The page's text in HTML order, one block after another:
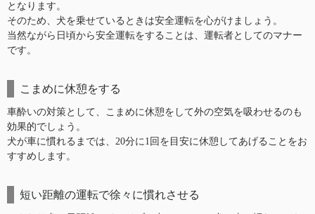
となります。
そのため、犬を乗せているときは安全運転を心がけましょう。
当然ながら日頃から安全運転をすることは、運転者としてのマナー
です。
こまめに休憩をする
車酔いの対策として、こまめに休憩をして外の空気を吸わせるのも
効果的でしょう。
犬が車に慣れるまでは、20分に1回を目安に休憩してあげることをお
すすめします。
短い距離の運転で徐々に慣れさせる